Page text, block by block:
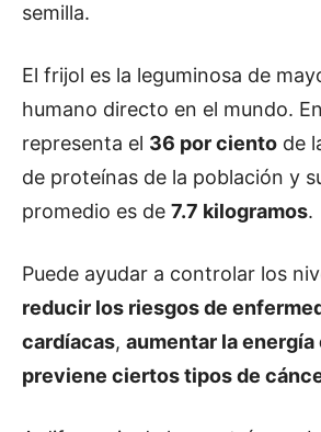
semilla.
El frijol es la leguminosa de
humano directo en el mundo. En
representa el 36 por ciento de
de proteínas de la población y
promedio es de 7.7 kilogramos.
Puede ayudar a controlar los
reducir los riesgos de
cardíacas, aumentar la
previene ciertos tipos de